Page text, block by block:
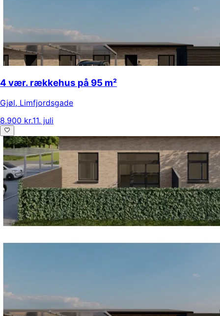
4 vær. rækkehus på 95 m²
Gjøl, Limfjordsgade
8.900 kr.11. juli